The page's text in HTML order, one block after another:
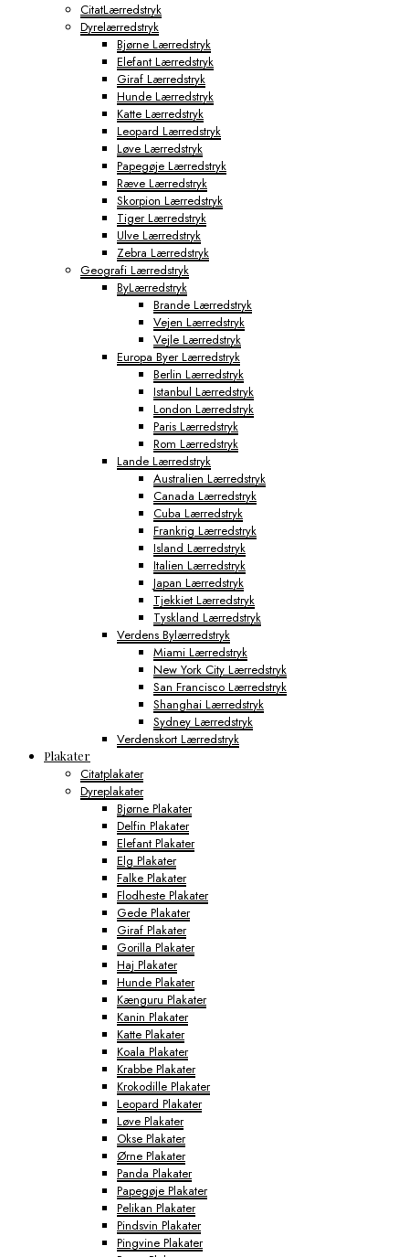
CitatLærredstryk
Dyrelærredstryk
Bjørne Lærredstryk
Elefant Lærredstryk
Giraf Lærredstryk
Hunde Lærredstryk
Katte Lærredstryk
Leopard Lærredstryk
Løve Lærredstryk
Papegøje Lærredstryk
Ræve Lærredstryk
Skorpion Lærredstryk
Tiger Lærredstryk
Ulve Lærredstryk
Zebra Lærredstryk
Geografi Lærredstryk
ByLærredstryk
Brande Lærredstryk
Vejen Lærredstryk
Vejle Lærredstryk
Europa Byer Lærredstryk
Berlin Lærredstryk
Istanbul Lærredstryk
London Lærredstryk
Paris Lærredstryk
Rom Lærredstryk
Lande Lærredstryk
Australien Lærredstryk
Canada Lærredstryk
Cuba Lærredstryk
Frankrig Lærredstryk
Island Lærredstryk
Italien Lærredstryk
Japan Lærredstryk
Tjekkiet Lærredstryk
Tyskland Lærredstryk
Verdens Bylærredstryk
Miami Lærredstryk
New York City Lærredstryk
San Francisco Lærredstryk
Shanghai Lærredstryk
Sydney Lærredstryk
Verdenskort Lærredstryk
Plakater
Citatplakater
Dyreplakater
Bjørne Plakater
Delfin Plakater
Elefant Plakater
Elg Plakater
Falke Plakater
Flodheste Plakater
Gede Plakater
Giraf Plakater
Gorilla Plakater
Haj Plakater
Hunde Plakater
Kænguru Plakater
Kanin Plakater
Katte Plakater
Koala Plakater
Krabbe Plakater
Krokodille Plakater
Leopard Plakater
Løve Plakater
Okse Plakater
Ørne Plakater
Panda Plakater
Papegøje Plakater
Pelikan Plakater
Pindsvin Plakater
Pingvine Plakater